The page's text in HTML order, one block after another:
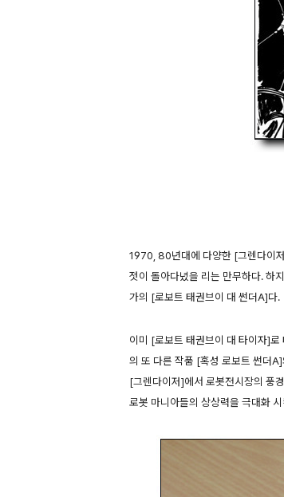
1970, 80년대에 다양한 [그렌다이
젓이 돌아다녔을 리는 만무하다. 하
가의 [로보트 태권브이 대 썬더A]다.
이미 [로보트 태권브이 대 타이자]
의 또 다른 작품 [혹성 로보트 썬더
[그렌다이저]에서 로봇전시장의 풍
로봇 마니아들의 상상력을 극대화